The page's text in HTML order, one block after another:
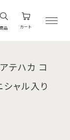
商品 カート
テハカ コ
シャル入り